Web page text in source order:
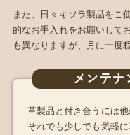
また、日々キソラ製品をご
的なお手入れをお願いして
も異なりますが、月に一度
メンテナ
革製品と付き合うには
それでも少しでも気軽